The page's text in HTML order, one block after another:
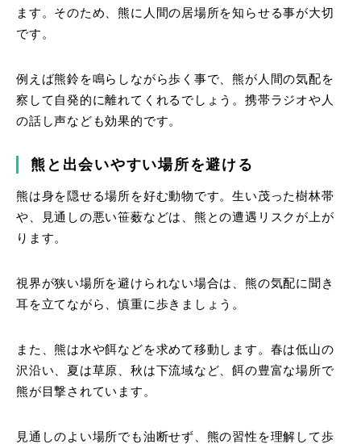
ます。そのため、熊に人間の居場所を知らせる事が大切
です。
例えば熊鈴を鳴らしながら歩く事で、熊が人間の気配を
察して自発的に離れてくれるでしょう。携帯ラジオや人
の話し声なども効果的です。
熊と出会いやすい場所を避ける
熊は身を隠せる場所を好む動物です。生い茂った樹林帯
や、見通しの悪い笹薮などは、熊との遭遇リスクが上が
ります。
視界が狭い場所を避けられない場合は、熊の気配に聞き
耳を立てながら、慎重に歩きましょう。
また、熊は水や餌などを求めて移動します。春は低山の
沢沿い、夏は草原、秋は下流域など、餌の豊富な場所で
熊が目撃されています。
見通しのよい場所でも油断せず、熊の習性を理解して歩